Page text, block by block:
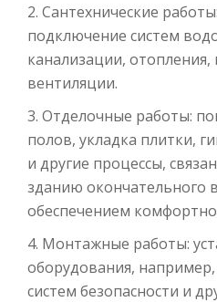
2. Сантехнические
подключение систем
канализации,
вентиляции.
3. Отделочные работы:
полов, укладка плитки,
и другие процессы,
зданию окончательного
обеспечением
4. Монтажные работы:
оборудования,
систем безопасности и